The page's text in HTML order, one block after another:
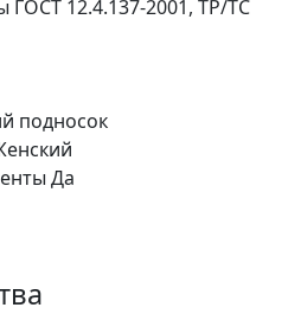
ГОСТ 12.4.137-2001, ТР/ТС
подносок
Да